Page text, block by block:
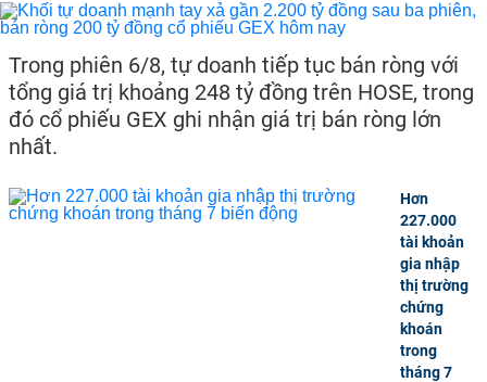
Trong phiên 6/8, tự doanh tiếp tục bán ròng với
tổng giá trị khoảng 248 tỷ đồng trên HOSE, trong
đó cổ phiếu GEX ghi nhận giá trị bán ròng lớn
nhất.
Hơn
227.000
tài khoản
gia nhập
thị trường
chứng
khoán
trong
tháng 7